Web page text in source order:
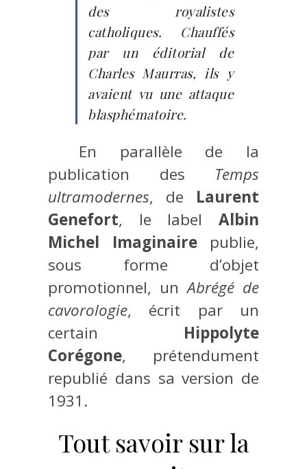
des royalistes
catholiques. Chauffés
par un éditorial de
Charles Maurras, ils y
avaient vu une attaque
blasphématoire.
En parallèle de la
publication des Temps
ultramodernes, de Laurent
Genefort, le label Albin
Michel Imaginairepublie,
sous forme d’objet
promotionnel, unAbrégé de
cavorologie, écrit par un
certain Hippolyte
Corégone, prétendument
republié dans sa version de
1931.
Tout savoir sur la